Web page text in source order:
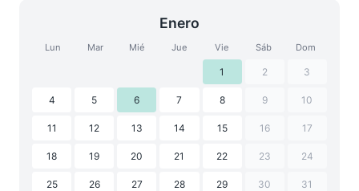
Enero
Lun Mar Mié Jue Vie Sáb Dom
1 2 3
4 5 6 7 8 9 10
11 12 13 14 15 16 17
18 19 20 21 22 23 24
25 26 27 28 29 30 31